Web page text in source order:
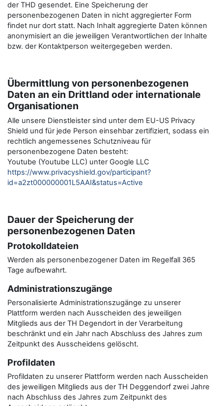
der THD gesendet. Eine Speicherung der
personenbezogenen Daten in nicht aggregierter Form
findet nur dort statt. Nach Inhalt aggregierte Daten können
anonymisiert an die jeweiligen Verantwortlichen der Inhalte
bzw. der Kontaktperson weitergegeben werden.
Übermittlung von personenbezogenen
Daten an ein Drittland oder internationale
Organisationen
Alle unsere Dienstleister sind unter dem EU-US Privacy
Shield und für jede Person einsehbar zertifiziert, sodass ein
rechtlich angemessenes Schutzniveau für
personenbezogene Daten besteht:
Youtube (Youtube LLC) unter Google LLC
https://www.privacyshield.gov/participant?
id=a2zt000000001L5AAI&status=Active
Dauer der Speicherung der
personenbezogenen Daten
Protokolldateien
Werden als personenbezogener Daten im Regelfall 365
Tage aufbewahrt.
Administrationszugänge
Personalisierte Administrationszugänge zu unserer
Plattform werden nach Ausscheiden des jeweiligen
Mitglieds aus der TH Degendort in der Verarbeitung
beschränkt und ein Jahr nach Abschluss des Jahres zum
Zeitpunkt des Ausscheidens gelöscht.
Profildaten
Profildaten zu unserer Plattform werden nach Ausscheiden
des jeweiligen Mitglieds aus der TH Deggendorf zwei Jahre
nach Abschluss des Jahres zum Zeitpunkt des